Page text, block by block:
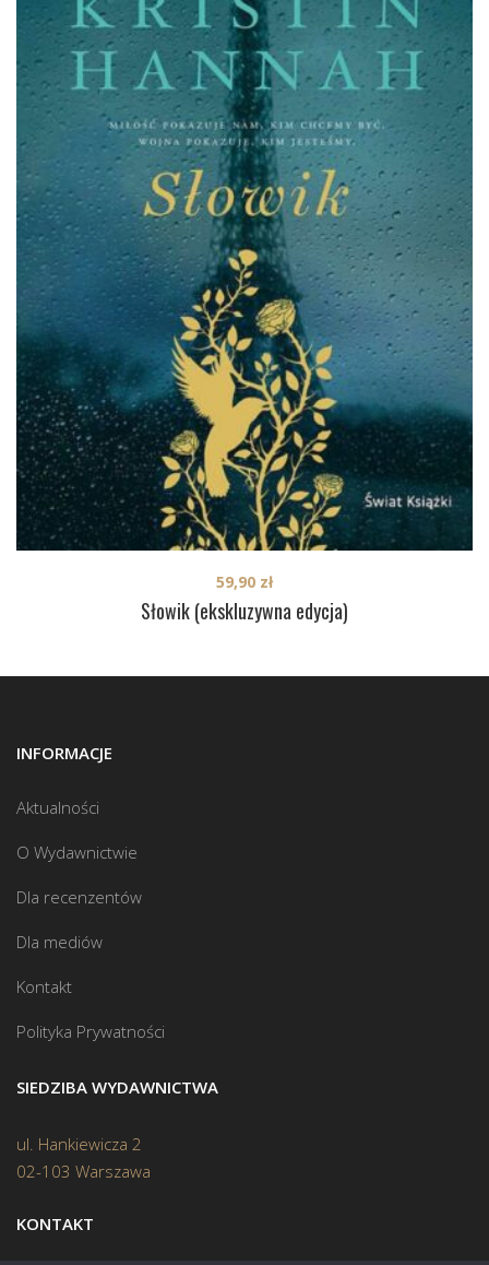
Słowik (ekskluzywna edycja)
59,90 zł
INFORMACJE
Aktualności
O Wydawnictwie
Dla recenzentów
Dla mediów
Kontakt
Polityka Prywatności
SIEDZIBA WYDAWNICTWA
ul. Hankiewicza 2
02-103 Warszawa
KONTAKT